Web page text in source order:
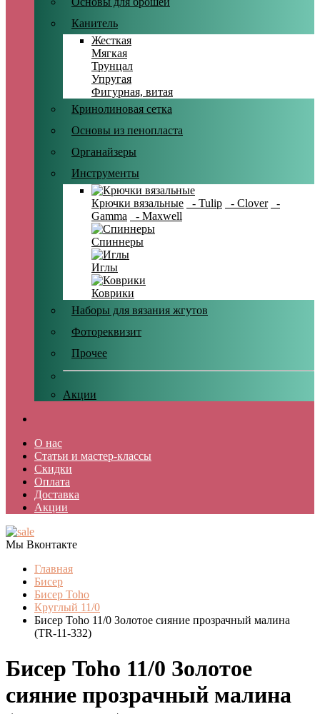
Канитель
Жесткая
Мягкая
Трунцал
Упругая
Фигурная, витая
Кринолиновая сетка
Основы из пенопласта
Органайзеры
Инструменты
Крючки вязальные - Tulip - Clover
-
Gamma
- Maxwell
Спиннеры
Иглы
Коврики
Наборы для вязания жгутов
Фотореквизит
Прочее
Акции
О нас
Статьи и мастер-классы
Скидки
Оплата
Доставка
Акции
Мы Вконтакте
Главная
Бисер
Бисер Toho
Круглый 11/0
Бисер Toho 11/0 Золотое сияние прозрачный малина
(TR-11-332)
Бисер Toho 11/0 Золотое
сияние прозрачный малина